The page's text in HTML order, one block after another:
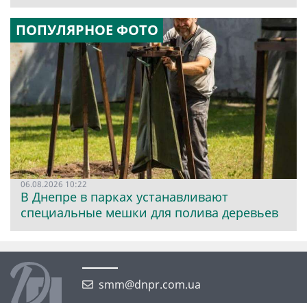
ПОПУЛЯРНОЕ ФОТО
06.08.2026 10:22
В Днепре в парках устанавливают
специальные мешки для полива деревьев
smm@dnpr.com.ua